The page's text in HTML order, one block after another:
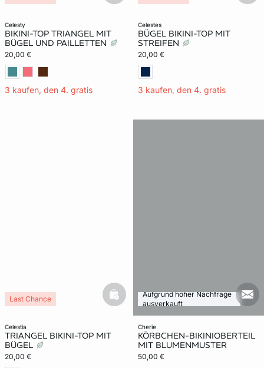
celesty
BIKINI-TOP TRIANGEL MIT
BÜGEL UND PAILLETTEN
20,00 €
3 kaufen, den 4. gratis
celestes
BÜGEL BIKINI-TOP MIT
STREIFEN
20,00 €
3 kaufen, den 4. gratis
celestia
TRIANGEL BIKINI-TOP MIT
BÜGEL
20,00 €
Last Chance basketfull
cherie
KÖRBCHEN-BIKINIOBERTEIL
MIT BLUMENMUSTER
50,00 €
Aufgrund hoher Nachfrage
ausverkauft